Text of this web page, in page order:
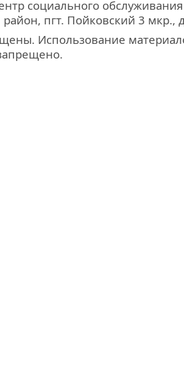
социального
пгт. Пойковский 3 мкр.,
Использование